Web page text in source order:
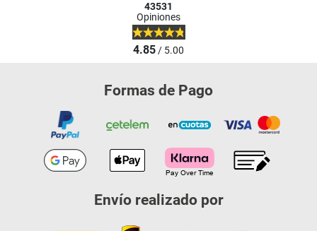
43531
Opiniones
4.85/ 5.00
Formas de Pago
Envío realizado por